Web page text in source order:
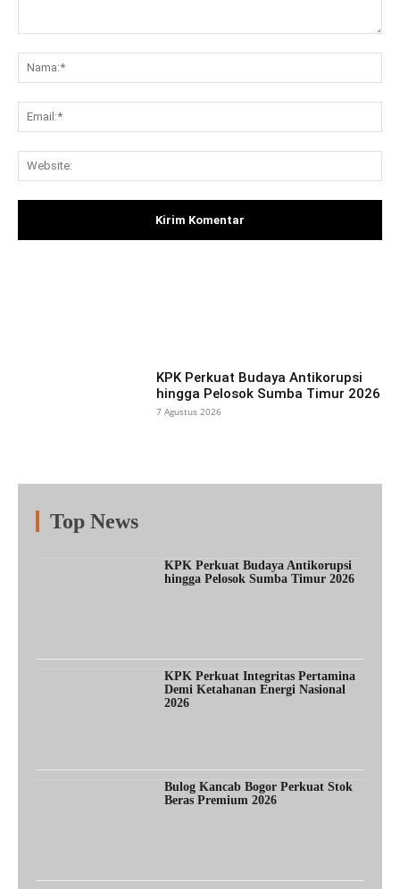
KPK Perkuat Budaya Antikorupsi
hingga Pelosok Sumba Timur 2026
7 Agustus 2026
Top News
KPK Perkuat Budaya Antikorupsi
hingga Pelosok Sumba Timur 2026
KPK Perkuat Integritas Pertamina
Demi Ketahanan Energi Nasional
2026
Bulog Kancab Bogor Perkuat Stok
Beras Premium 2026